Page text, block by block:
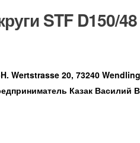
STF D150/48
Wertstrasse 20, 73240
Казак Василий